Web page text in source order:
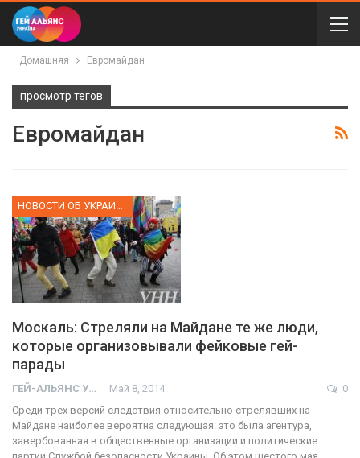
Домашняя Евромайдан
просмотр тегов
Евромайдан
Москаль: Стреляли на Майдане те же люди,
которые организовывали фейковые гей-
парады
ГЕЙ-АЛЬЯНС УКРАИНА Май 8, 2014
0
Среди трех версий следствия относительно стрелявших на
Майдане наиболее вероятна следующая: это была агентура,
завербованная в общественные организации и политические